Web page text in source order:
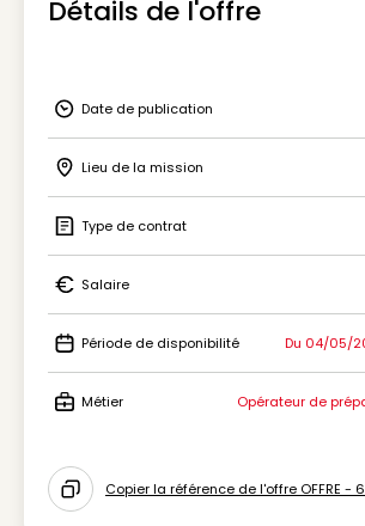
Détails de l'offre
Icon Date de publication
Date de publication
Icon Lieu de la mission
Lieu de la mission
Icon Type de contrat
Type de contrat
Icon Salaire
Salaire
Icon Période de disponibilité
Période de disponibilité Du 04/05/
Métier Opérateur de
Icon copy to clipboard
Copier la référence de l'offre OFFRE -